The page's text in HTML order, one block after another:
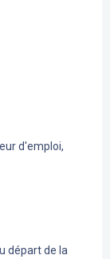
d'emploi,
départ de la